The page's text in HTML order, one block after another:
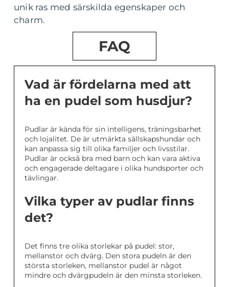
unik ras med särskilda egenskaper och
charm.
FAQ
Vad är fördelarna med att
ha en pudel som husdjur?
Pudlar är kända för sin intelligens, träningsbarhet
och lojalitet. De är utmärkta sällskapshundar och
kan anpassa sig till olika familjer och livsstilar.
Pudlar är också bra med barn och kan vara aktiva
och engagerade deltagare i olika hundsporter och
tävlingar.
Vilka typer av pudlar finns
det?
Det finns tre olika storlekar på pudel: stor,
mellanstor och dvärg. Den stora pudeln är den
största storleken, mellanstor pudel är något
mindre och dvärgpudeln är den minsta storleken.